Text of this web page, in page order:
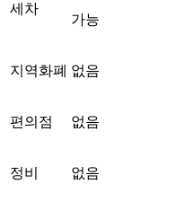
세차
가능
지역화폐 없음
편의점 없음
정비 없음